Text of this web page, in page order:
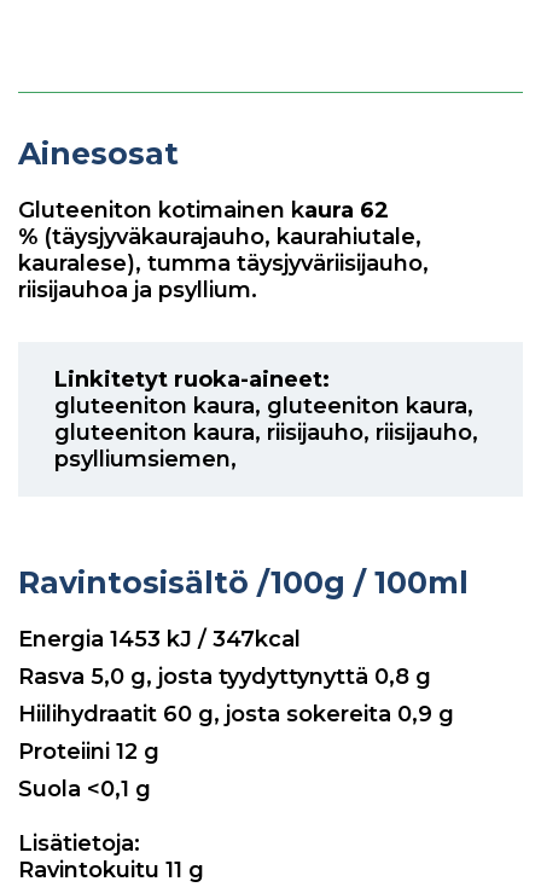
Ainesosat
Gluteeniton kotimainen kaura 62
% (täysjyväkaurajauho, kaurahiutale,
kauralese), tumma täysjyväriisijauho,
riisijauhoa ja psyllium.
Linkitetyt ruoka-aineet:
gluteeniton kaura, gluteeniton kaura,
gluteeniton kaura, riisijauho, riisijauho,
psylliumsiemen,
Ravintosisältö /100g / 100ml
Energia 1453 kJ / 347kcal
Rasva 5,0 g, josta tyydyttynyttä 0,8 g
Hiilihydraatit 60 g, josta sokereita 0,9 g
Proteiini 12 g
Suola <0,1 g
Lisätietoja:
Ravintokuitu 11 g